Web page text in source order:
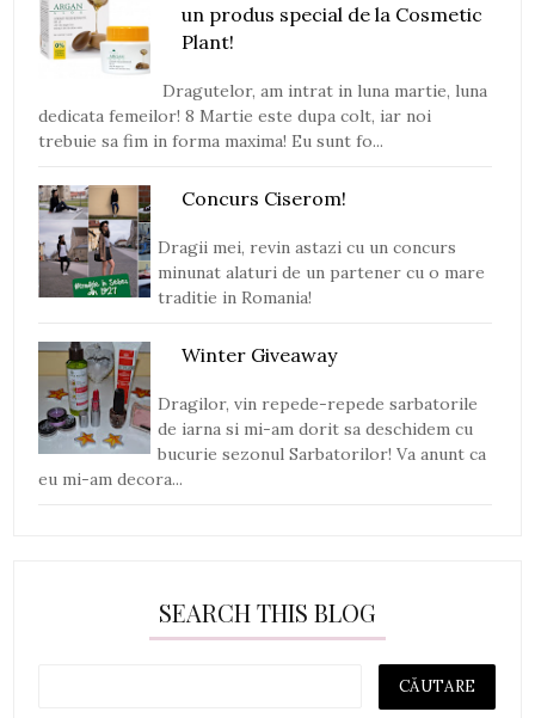
un produs special de la Cosmetic
Plant!
Dragutelor, am intrat in luna martie, luna
dedicata femeilor! 8 Martie este dupa colt, iar noi
trebuie sa fim in forma maxima! Eu sunt fo...
Concurs Ciserom!
Dragii mei, revin astazi cu un concurs
minunat alaturi de un partener cu o mare
traditie in Romania!
Winter Giveaway
Dragilor, vin repede-repede sarbatorile
de iarna si mi-am dorit sa deschidem cu
bucurie sezonul Sarbatorilor! Va anunt ca
eu mi-am decora...
SEARCH THIS BLOG